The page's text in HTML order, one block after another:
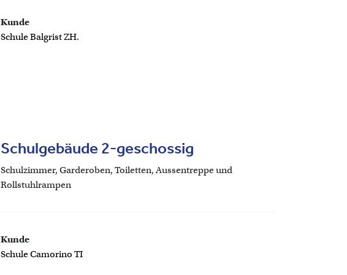
Kunde
Schule Balgrist ZH.
Schulgebäude 2-geschossig
Schulzimmer, Garderoben, Toiletten, Aussentreppe und
Rollstuhlrampen
Kunde
Schule Camorino TI